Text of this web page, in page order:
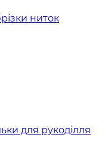
ниток